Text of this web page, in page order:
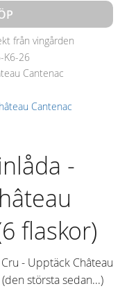
från vingården
K6-26
Cantenac
Cantenac
-
flaskor)
- Upptäck Château
största sedan...)